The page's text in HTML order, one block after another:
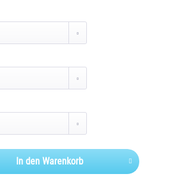
In den Warenkorb